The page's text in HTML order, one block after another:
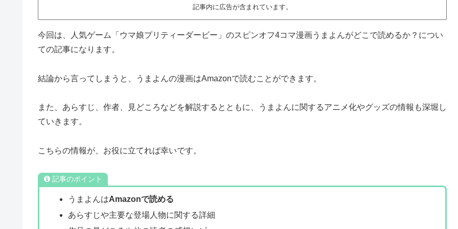
記事内に広告が含まれています。
今回は、人気ゲーム「ウマ娘プリティーダービー」のスピンオフ4コマ漫画うまよんがどこで読めるか？につい
ての記事になります。
結論から言ってしまうと、うまよんの漫画はAmazonで読むことができます。
また、あらすじ、作者、見どころなどを解説するとともに、うまよんに関するアニメ化やグッズの情報も深堀し
ていきます。
こちらの情報が、お役に立てれば幸いです。
記事のポイント
うまよんはAmazonで読める
あらすじや主要な登場人物に関する詳細